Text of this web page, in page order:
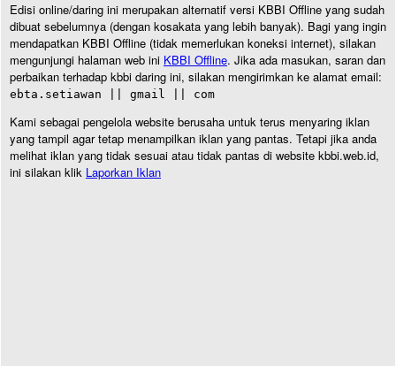
Edisi online/daring ini merupakan alternatif versi KBBI Offline yang sudah
dibuat sebelumnya (dengan kosakata yang lebih banyak). Bagi yang ingin
mendapatkan KBBI Offline (tidak memerlukan koneksi internet), silakan
mengunjungi halaman web ini KBBI Offline. Jika ada masukan, saran dan
perbaikan terhadap kbbi daring ini, silakan mengirimkan ke alamat email:
ebta.setiawan || gmail || com
Kami sebagai pengelola website berusaha untuk terus menyaring iklan
yang tampil agar tetap menampilkan iklan yang pantas. Tetapi jika anda
melihat iklan yang tidak sesuai atau tidak pantas di website kbbi.web.id,
ini silakan klik Laporkan Iklan